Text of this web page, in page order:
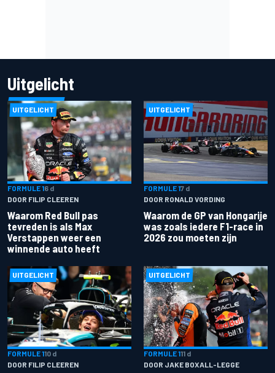
Uitgelicht
UITGELICHT
FORMULE 16 d
DOOR FILIP CLEEREN
Waarom Red Bull pas
tevreden is als Max
Verstappen weer een
winnende auto heeft
UITGELICHT
FORMULE 17 d
DOOR RONALD VORDING
Waarom de GP van Hongarije
was zoals iedere F1-race in
2026 zou moeten zijn
UITGELICHT
FORMULE 110 d
DOOR FILIP CLEEREN
UITGELICHT
FORMULE 111 d
DOOR JAKE BOXALL-LEGGE